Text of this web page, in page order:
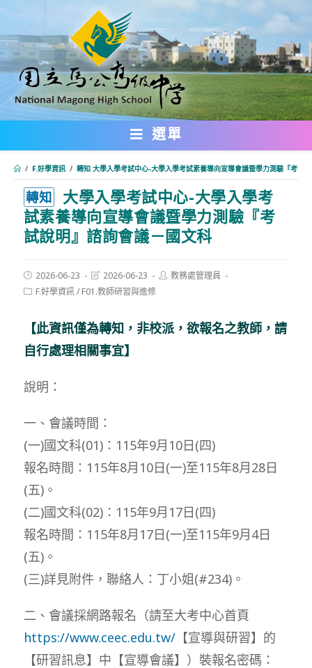
轉
主
要
內
選單
/ F.好學資訊 / 轉知 大學入學考試中心-大學入學考試素養導向宣導會議暨學力測驗『考試
轉知
大學入學考試中心-大學入學考
試素養導向宣導會議暨學力測驗『考
試說明』諮詢會議－國文科
Post
published:
2026-06-23
Post
last
modified:
2026-06-23
Post教務處管理員
PostF.好學資訊/ F01.教師研習與進修
【此資訊僅為轉知，非校派，欲報名之教師，請
自行處理相關事宜】
說明：
一、會議時間：
(一)國文科(01)：115年9月10日(四)
報名時間：115年8月10日(一)至115年8月28日
(五)。
(二)國文科(02)：115年9月17日(四)
報名時間：115年8月17日(一)至115年9月4日
(五)。
(三)詳見附件，聯絡人：丁小姐(#234)。
二、會議採網路報名（請至大考中心首頁
https://www.ceec.edu.tw/【宣導與研習】的
【研習訊息】中【宣導會議】）裝報名密碼：